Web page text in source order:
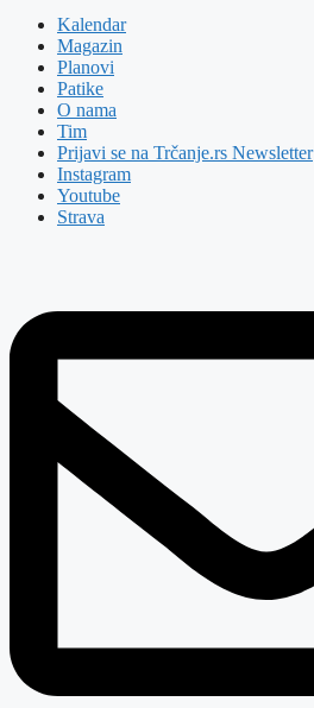
Kalendar
Magazin
Planovi
Patike
O nama
Tim
Prijavi se na Trčanje.rs Newsletter
Instagram
Youtube
Strava